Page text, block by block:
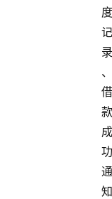
度
记
录
、
借
款
成
功
通
知